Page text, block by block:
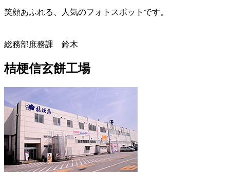
笑顔あふれる、人気のフォトスポットです。
総務部庶務課 鈴木
桔梗信玄餅工場